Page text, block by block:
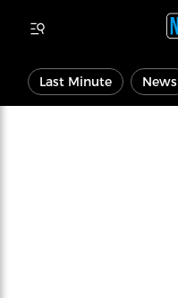
Last Minute News